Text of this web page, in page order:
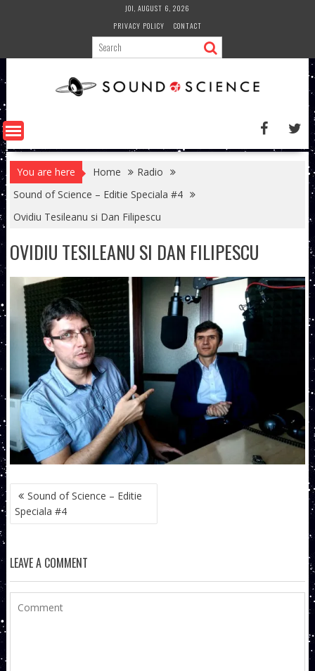
JOI, AUGUST 6, 2026
PRIVACY POLICY
CONTACT
You are here Home
Radio
Sound of Science – Editie Speciala #4
Ovidiu Tesileanu si Dan Filipescu
OVIDIU TESILEANU SI DAN FILIPESCU
NAVIGARE
ÎN
ARTICOLE
Sound of Science – Editie
Speciala #4
LEAVE A COMMENT